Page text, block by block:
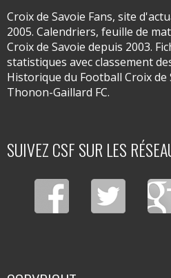
Croix de Savoie Fans, site
2005. Calendriers, feuille de
Croix de Savoie depuis 2003.
statistiques avec classement
Historique du Football Croix de
Thonon-Gaillard FC.
SUIVEZ CSF SUR LES